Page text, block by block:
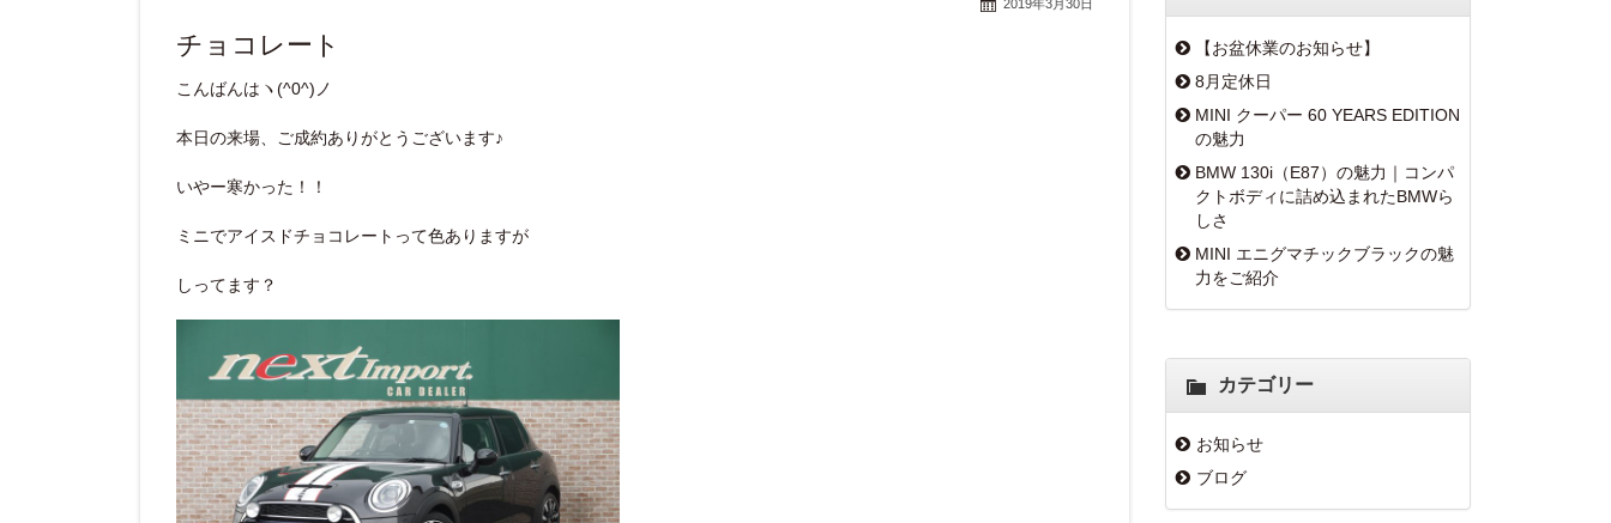
2019年3月30日
チョコレート
こんばんはヽ(^0^)ノ
本日の来場、ご成約ありがとうございます♪
いやー寒かった！！
ミニでアイスドチョコレートって色ありますが
しってます？
【お盆休業のお知らせ】
8月定休日
MINI クーパー 60 YEARS EDITION
の魅力
BMW 130i（E87）の魅力｜コンパ
クトボディに詰め込まれたBMWら
しさ
MINI エニグマチックブラックの魅
力をご紹介
カテゴリー
お知らせ
ブログ